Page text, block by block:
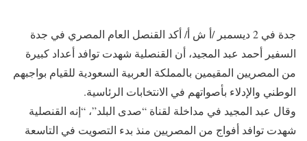
جدة في 2 ديسمبر /أ ش أ/ أكد القنصل العام المصري في جدة
السفير أحمد عبد المجيد، أن القنصلية شهدت توافد أعداد كبيرة
من المصريين المقيمين بالمملكة العربية السعودية للقيام بواجبهم
الوطني والإدلاء بأصواتهم في الانتخابات الرئاسية.
وقال عبد المجيد في مداخلة لقناة “صدى البلد”، “إنه القنصلية
شهدت توافد أفواج من المصريين منذ بدء التصويت في التاسعة